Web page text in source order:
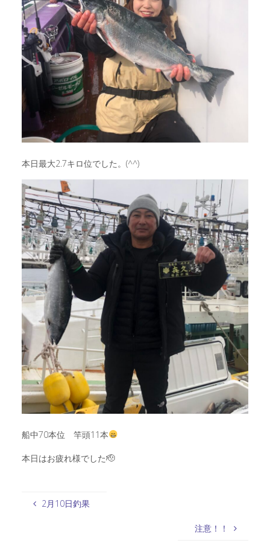
本日最大2.7キロ位でした。(^^)
船中70本位 竿頭11本
本日はお疲れ様でした🫡
2月10日釣果
注意！！